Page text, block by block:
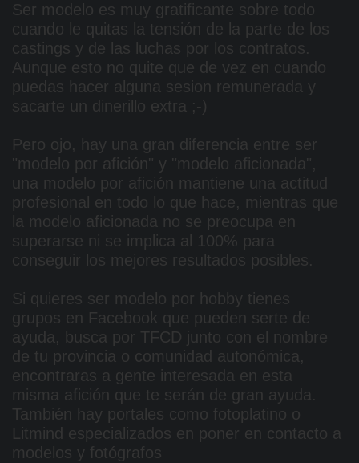
Ser modelo es muy gratificante sobre todo
cuando le quitas la tensión de la parte de los
castings y de las luchas por los contratos.
Aunque esto no quite que de vez en cuando
puedas hacer alguna sesion remunerada y
sacarte un dinerillo extra ;-)
Pero ojo, hay una gran diferencia entre ser
"modelo por afición" y "modelo aficionada",
una modelo por afición mantiene una actitud
profesional en todo lo que hace, mientras que
la modelo aficionada no se preocupa en
superarse ni se implica al 100% para
conseguir los mejores resultados posibles.
Si quieres ser modelo por hobby tienes
grupos en Facebook que pueden serte de
ayuda, busca por TFCD junto con el nombre
de tu provincia o comunidad autonómica,
encontraras a gente interesada en esta
misma afición que te serán de gran ayuda.
También hay portales como fotoplatino o
Litmind especializados en poner en contacto a
modelos y fotógrafos